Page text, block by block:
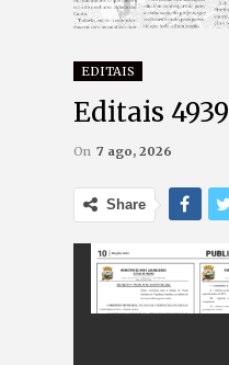
EDITAIS
Editais 4939
On 7 ago, 2026
Share